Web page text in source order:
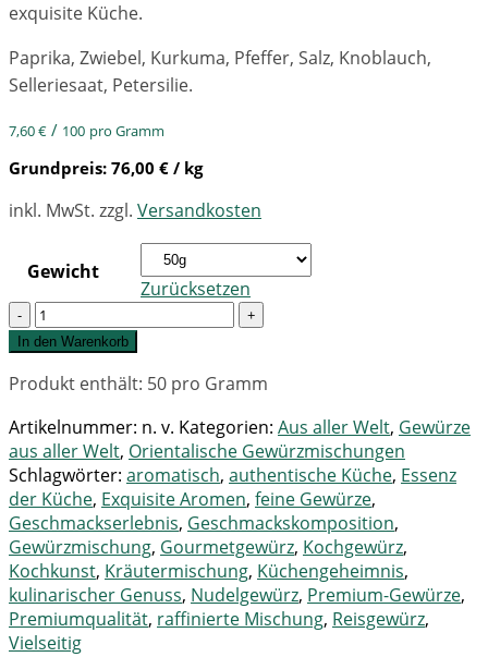
exquisite Küche.
Paprika, Zwiebel, Kurkuma, Pfeffer, Salz, Knoblauch,
Selleriesaat, Petersilie.
7,60€ / 100 pro Gramm
Grundpreis: 76,00 € / kg
inkl. MwSt. zzgl. Versandkosten
Gewicht
Zurücksetzen
Quantity
In den Warenkorb
Produkt enthält: 50 pro Gramm
Artikelnummer: n. v. Kategorien: Aus aller Welt, Gewürze
aus aller Welt, Orientalische Gewürzmischungen
Schlagwörter: aromatisch, authentische Küche, Essenz
der Küche, Exquisite Aromen, feine Gewürze,
Geschmackserlebnis, Geschmackskomposition,
Gewürzmischung, Gourmetgewürz, Kochgewürz,
Kochkunst, Kräutermischung, Küchengeheimnis,
kulinarischer Genuss, Nudelgewürz, Premium-Gewürze,
Premiumqualität, raffinierte Mischung, Reisgewürz,
Vielseitig